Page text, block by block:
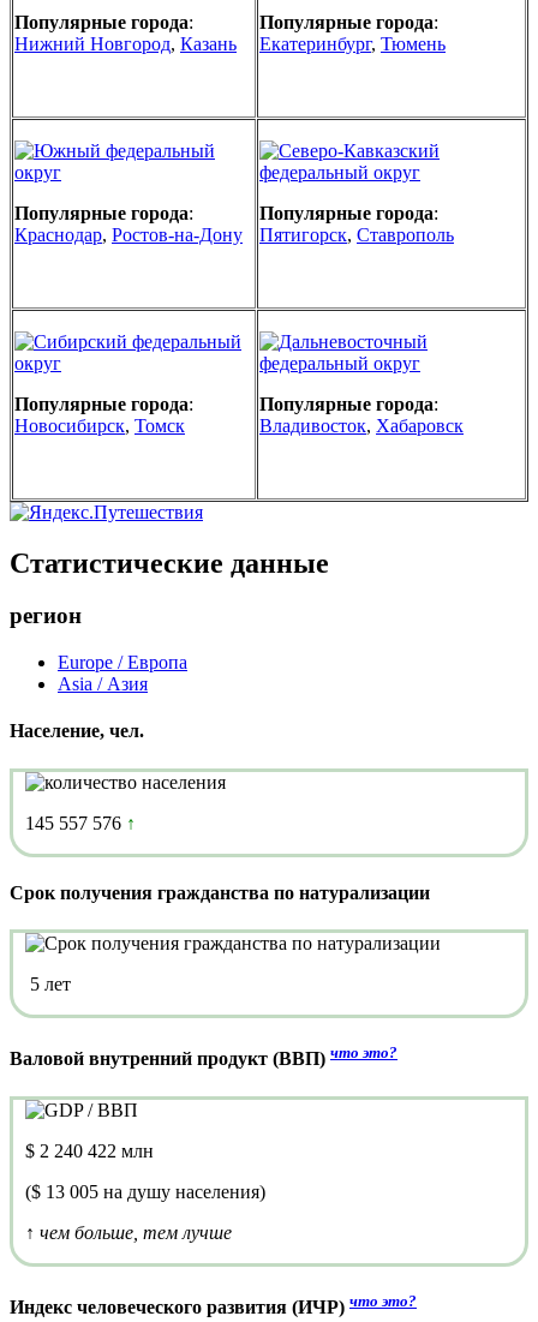
Популярные города:
Нижний Новгород, Казань
Популярные города:
Екатеринбург, Тюмень
Популярные города:
Краснодар, Ростов-на-Дону
Популярные города:
Пятигорск, Ставрополь
Популярные города:
Новосибирск, Томск
Популярные города:
Владивосток, Хабаровск
Статистические данные
регион
Europe / Европа
Asia / Азия
Население, чел.
145 557 576 ↑
Срок получения гражданства по натурализации
5 лет
Валовой внутренний продукт (ВВП) что это?
$ 2 240 422 млн
($ 13 005 на душу населения)
↑ чем больше, тем лучше
Индекс человеческого развития (ИЧР) что это?